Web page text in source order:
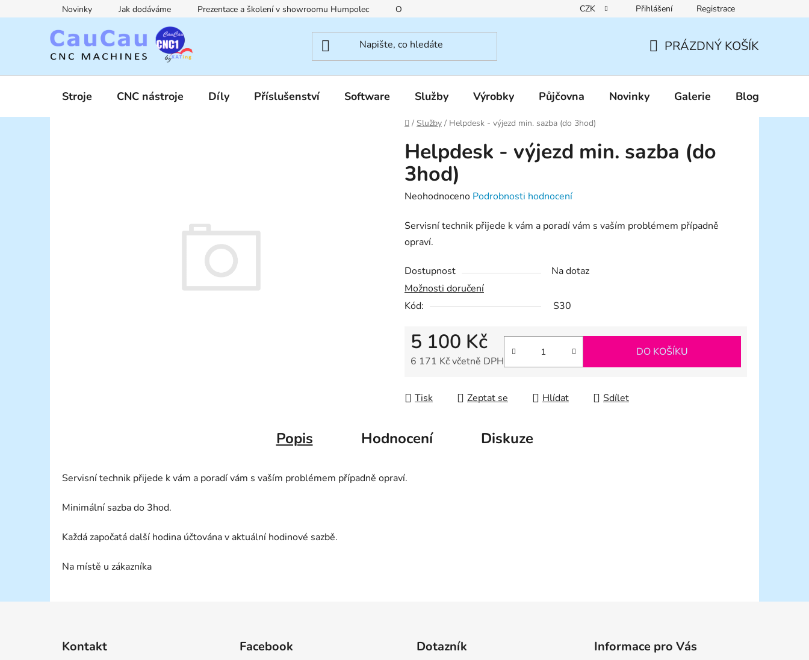
na
Novinky Jak dodáváme Prezentace a školení v showroomu Humpolec O nás Reklamační řád Pravidla zákaznických slev
CZK Přihlášení Registrace
KOŠÍK
PRÁZDNÝ KOŠÍK
Stroje CNC nástroje Díly Příslušenství Software Služby Výrobky Půjčovna Novinky Galerie Blog
Domů
/ Služby / Helpdesk - výjezd min. sazba (do 3hod)
Helpdesk - výjezd min. sazba (do
3hod)
Průměrné
produktu
je
z
5
hvězdiček.
Neohodnoceno Podrobnosti hodnocení
Servisní technik přijede k vám a poradí vám s vaším problémem případně
opraví.
Dostupnost
Na dotaz
Možnosti doručení
Kód:
S30
5 100 Kč
6 171 Kč včetně DPH
DO KOŠÍKU
Tisk Zeptat se Hlídat Sdílet
Popis Hodnocení Diskuze
Servisní technik přijede k vám a poradí vám s vaším problémem případně opraví.
Minimální sazba do 3hod.
Každá započatá další hodina účtována v aktuální hodinové sazbě.
Na místě u zákazníka
Kontakt Facebook Dotazník Informace pro Vás